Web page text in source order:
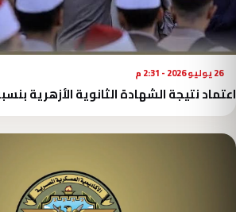
26 يوليو 2026 - 2:31 م
اعتماد نتيجة الشهادة الثانوية الأزهرية بنسبة